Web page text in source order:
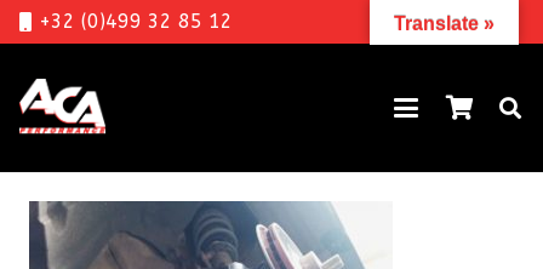
+32 (0)499 32 85 12 Translate »